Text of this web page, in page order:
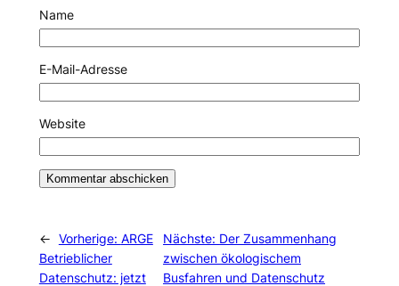
Name
E-Mail-Adresse
Website
← Vorherige: ARGE
Betrieblicher
Datenschutz: jetzt
Nächste: Der Zusammenhang
zwischen ökologischem
Busfahren und Datenschutz